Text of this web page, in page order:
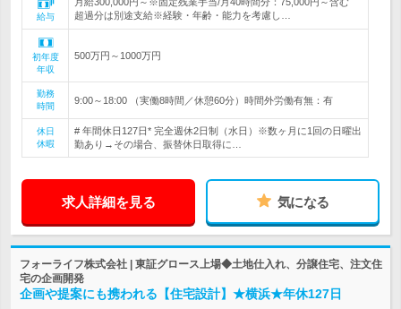
給与
超過分は別途支給※経験・年齢・能力を考慮し…
初年度
年収
500万円～1000万円
勤務
時間
9:00～18:00 （実働8時間／休憩60分）時間外労働有無：有
休日
休暇
# 年間休日127日* 完全週休2日制（水日）※数ヶ月に1回の日曜出
勤あり→その場合、振替休日取得に…
求人詳細を見る 気になる
フォーライフ株式会社 | 東証グロース上場◆土地仕入れ、分譲住宅、注文住
宅の企画開発
企画や提案にも携われる【住宅設計】★横浜★年休127日